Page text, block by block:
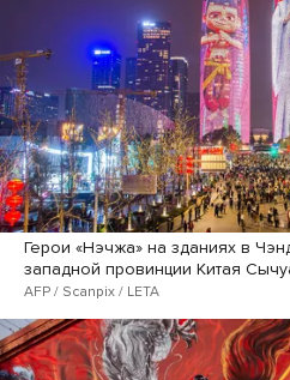
Герои «Нэчжа» на зданиях в
западной провинции Китая
AFP / Scanpix / LETA